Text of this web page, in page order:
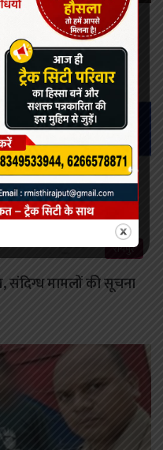
लिए पोषण एवं बाल
का मंथन
रायपुर
संदिग्ध मामलों की सूचना